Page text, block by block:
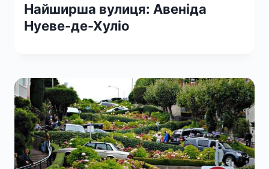
Найширша вулиця: Авеніда
Нуеве-де-Хуліо